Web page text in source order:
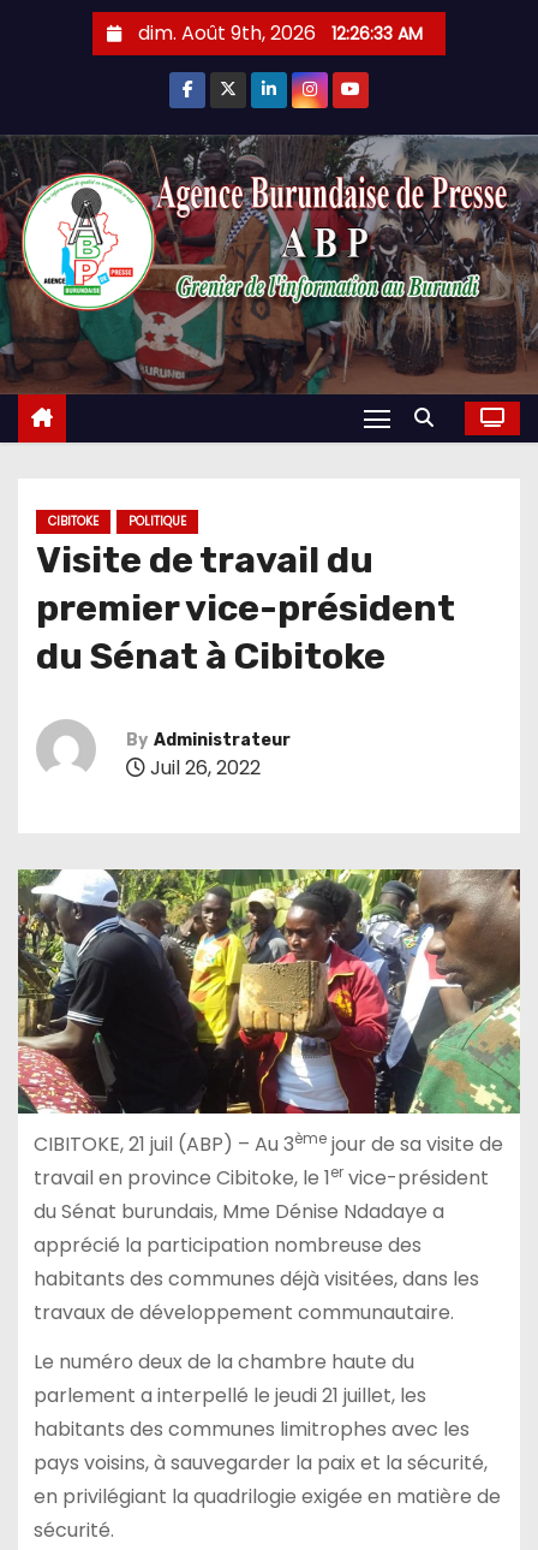
dim. Août 9th, 2026 12:26:34 AM
CIBITOKE POLITIQUE
Visite de travail du
premier vice-président
du Sénat à Cibitoke
By Administrateur
Juil 26, 2022
CIBITOKE, 21 juil (ABP) – Au 3èmejour de sa visite de
travail en province Cibitoke, le 1ervice-président
du Sénat burundais, Mme Dénise Ndadaye a
apprécié la participation nombreuse des
habitants des communes déjà visitées, dans les
travaux de développement communautaire.
Le numéro deux de la chambre haute du
parlement a interpellé le jeudi 21 juillet, les
habitants des communes limitrophes avec les
pays voisins, à sauvegarder la paix et la sécurité,
en privilégiant la quadrilogie exigée en matière de
sécurité.